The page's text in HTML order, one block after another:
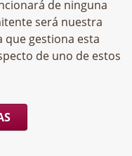
de ninguna
será nuestra
que gestiona esta
de uno de estos